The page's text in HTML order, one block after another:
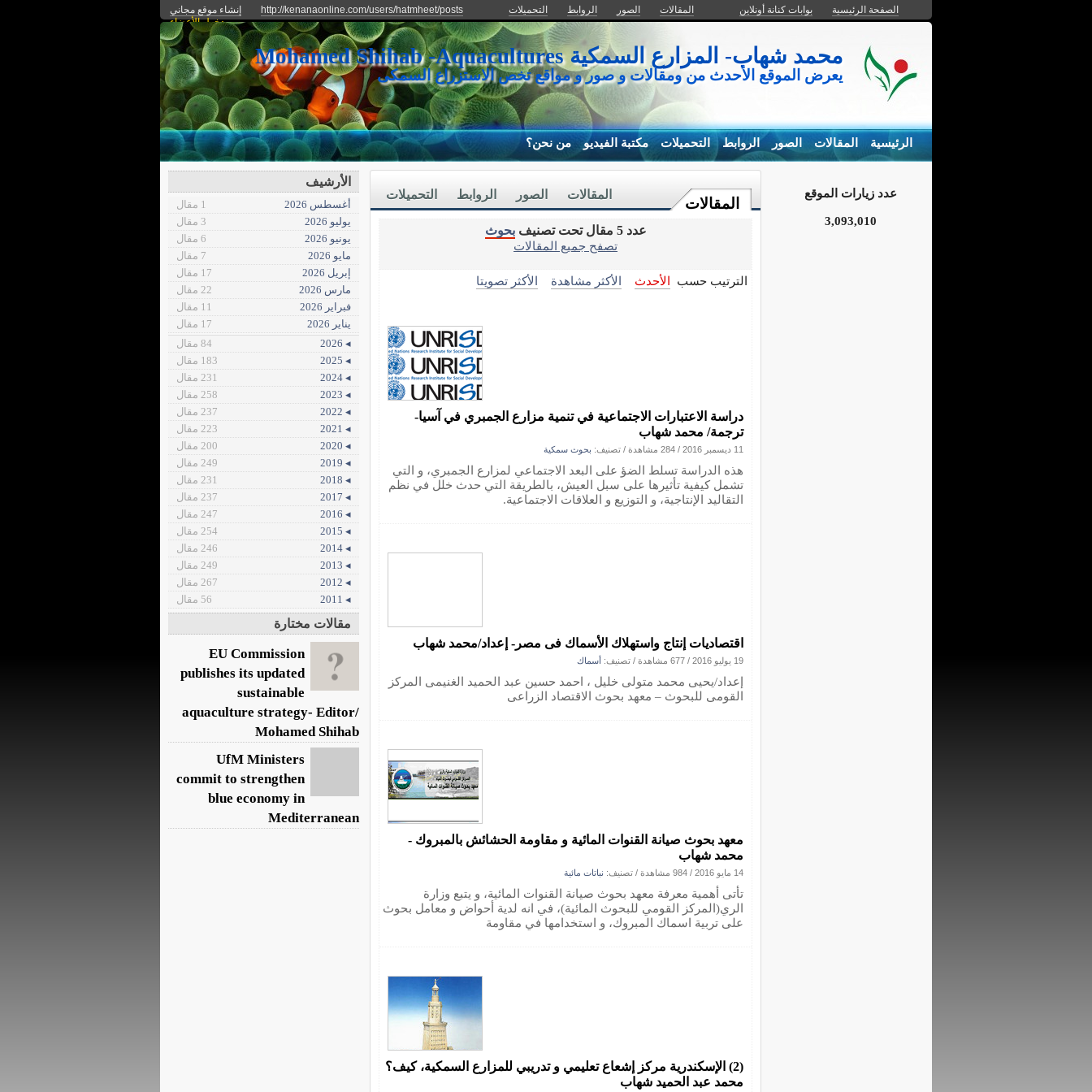
الصفحة الرئيسية بوابات كنانة أونلاين المقالات الصور الروابط التحميلات http://kenanaonline.com/users/hatmheet/posts
إنشاء موقع مجاني
دخول الأعضاء
محمد شهاب- المزارع السمكية Mohamed Shihab -Aquacultures
يعرض الموقع الأحدث من ومقالات و صور و مواقع تخص الاستزراع السمكى
الرئيسية المقالات الصور الروابط التحميلات مكتبة الفيديو من نحن؟
المقالات
التحميلات الروابط الصور المقالات
عدد 5 مقال تحت تصنيف
بحوث
تصفح جميع المقالات
الترتيب حسب الأحدث الأكثر مشاهدة الأكثر تصويتا
دراسة الاعتبارات الاجتماعية في تنمية مزارع الجمبري في آسيا-
ترجمة/ محمد شهاب
11 ديسمبر 2016 / 284 مشاهدة / تصنيف: بحوث سمكية
هذه الدراسة تسلط الضؤ على البعد الاجتماعي لمزارع الجمبري، و التي
تشمل كيفية تأثيرها على سبل العيش، بالطريقة التي حدث خلل في نظم
التقاليد الإنتاجية، و التوزيع و العلاقات الاجتماعية.
اقتصاديات إنتاج واستهلاك الأسماك فى مصر- إعداد/محمد شهاب
19 يوليو 2016 / 677 مشاهدة / تصنيف: أسماك
إعداد/يحيى محمد متولى خليل ، احمد حسين عبد الحميد الغنيمى المركز
القومى للبحوث – معهد بحوث الاقتصاد الزراعى
معهد بحوث صيانة القنوات المائية و مقاومة الحشائش بالمبروك -
محمد شهاب
14 مايو 2016 / 984 مشاهدة / تصنيف: نباتات مائية
تأتى أهمية معرفة معهد بحوث صيانة القنوات المائية، و يتبع وزارة
الري(المركز القومي للبحوث المائية)، في انه لدية أحواض و معامل بحوث
على تربية اسماك المبروك، و استخدامها في مقاومة
(2) الإسكندرية مركز إشعاع تعليمي و تدريبي للمزارع السمكية، كيف؟
محمد عبد الحميد شهاب
عدد زيارات الموقع
3,093,010
الأرشيف
أغسطس 2026
1 مقال
يوليو 2026
3 مقال
يونيو 2026
6 مقال
مايو 2026
7 مقال
إبريل 2026
17 مقال
مارس 2026
22 مقال
فبراير 2026
11 مقال
يناير 2026
17 مقال
◂ 2026
84 مقال
◂ 2025
183 مقال
◂ 2024
231 مقال
◂ 2023
258 مقال
◂ 2022
237 مقال
◂ 2021
223 مقال
◂ 2020
200 مقال
◂ 2019
249 مقال
◂ 2018
231 مقال
◂ 2017
237 مقال
◂ 2016
247 مقال
◂ 2015
254 مقال
◂ 2014
246 مقال
◂ 2013
249 مقال
◂ 2012
267 مقال
◂ 2011
56 مقال
مقالات مختارة
EU Commission
publishes its updated
sustainable
aquaculture strategy- Editor/
Mohamed Shihab
UfM Ministers
commit to strengthen
blue economy in
Mediterranean